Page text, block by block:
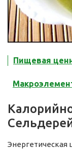
Пищевая
Энергетическая